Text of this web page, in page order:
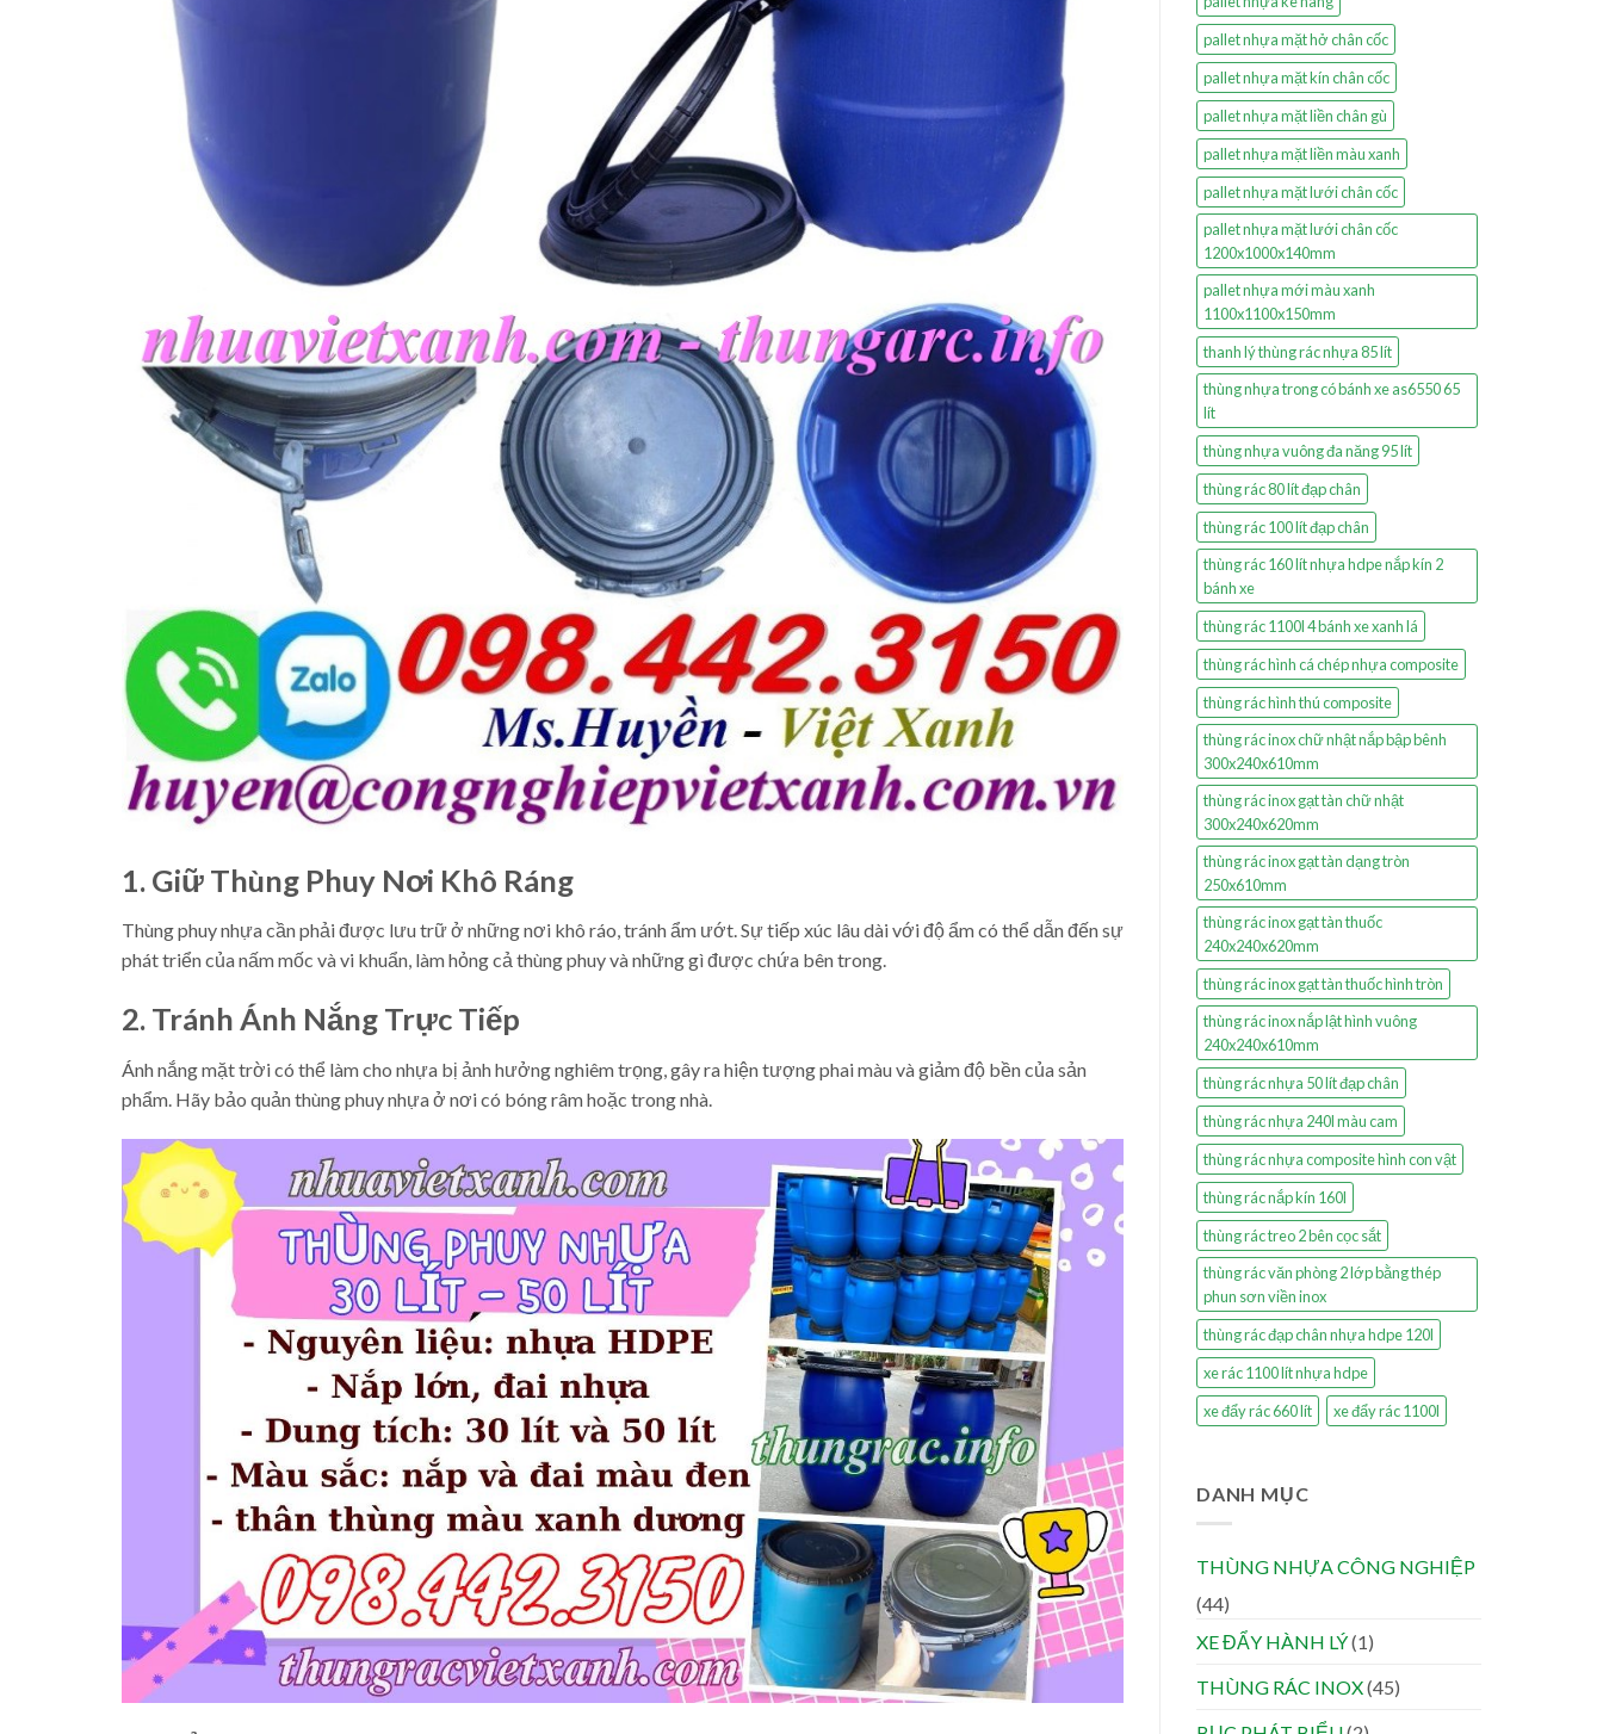
1. Giữ Thùng Phuy Nơi Khô Ráng
Thùng phuy nhựa cần phải được lưu trữ ở những nơi khô ráo, tránh ẩm ướt. Sự tiếp xúc lâu dài với độ ẩm có thể dẫn đến sự
phát triển của nấm mốc và vi khuẩn, làm hỏng cả thùng phuy và những gì được chứa bên trong.
2. Tránh Ánh Nắng Trực Tiếp
Ánh nắng mặt trời có thể làm cho nhựa bị ảnh hưởng nghiêm trọng, gây ra hiện tượng phai màu và giảm độ bền của sản
phẩm. Hãy bảo quản thùng phuy nhựa ở nơi có bóng râm hoặc trong nhà.
pallet nhựa mặt hở chân cốc
pallet nhựa mặt kín chân cốc
pallet nhựa mặt liền chân gù
pallet nhựa mặt liền màu xanh
pallet nhựa mặt lưới chân cốc
pallet nhựa mặt lưới chân cốc
1200x1000x140mm
pallet nhựa mới màu xanh
1100x1100x150mm
thanh lý thùng rác nhựa 85 lít
thùng nhựa trong có bánh xe as6550 65
lít
thùng nhựa vuông đa năng 95 lít
thùng rác 80 lít đạp chân
thùng rác 100 lít đạp chân
thùng rác 160 lít nhựa hdpe nắp kín 2
bánh xe
thùng rác 1100l 4 bánh xe xanh lá
thùng rác hình cá chép nhựa composite
thùng rác hình thú composite
thùng rác inox chữ nhật nắp bập bênh
300x240x610mm
thùng rác inox gạt tàn chữ nhật
300x240x620mm
thùng rác inox gạt tàn dạng tròn
250x610mm
thùng rác inox gạt tàn thuốc
240x240x620mm
thùng rác inox gạt tàn thuốc hình tròn
thùng rác inox nắp lật hình vuông
240x240x610mm
thùng rác nhựa 50 lít đạp chân
thùng rác nhựa 240l màu cam
thùng rác nhựa composite hình con vật
thùng rác nắp kín 160l
thùng rác treo 2 bên cọc sắt
thùng rác văn phòng 2 lớp bằng thép
phun sơn viền inox
thùng rác đạp chân nhựa hdpe 120l
xe rác 1100 lít nhựa hdpe
xe đẩy rác 660 lít
xe đẩy rác 1100l
DANH MỤC
THÙNG NHỰA CÔNG NGHIỆP
(44)
XE ĐẨY HÀNH LÝ(1)
THÙNG RÁC INOX(45)